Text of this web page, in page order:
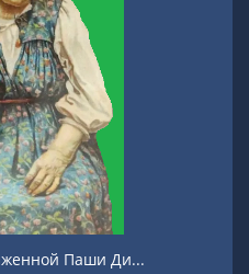
Паши Ди...